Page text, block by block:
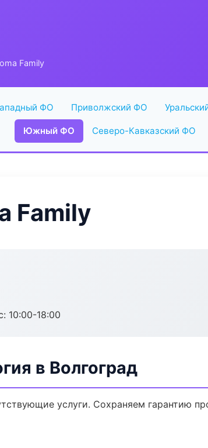
Family
ФО Приволжский ФО
Южный ФО Северо-Кавказский ФО
Family
10:00-18:00
в Волгоград
услуги. Сохраняем гарантию